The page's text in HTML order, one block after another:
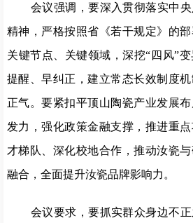
会议强调，要深入贯彻落实中
精神，严格按照省《若干规定》的
关键节点、关键领域，深挖“四风”
提醒、早纠正，建立常态长效制度
正气。要紧扣平顶山陶瓷产业发展
发力，强化政策金融支撑，推进重
才梯队、深化校地合作，推动汝瓷
融合，全面提升汝瓷品牌影响力。
会议要求，要抓实群众身边不